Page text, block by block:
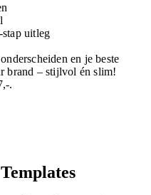
uitleg
en je beste
brand – stijlvol én slim!
.